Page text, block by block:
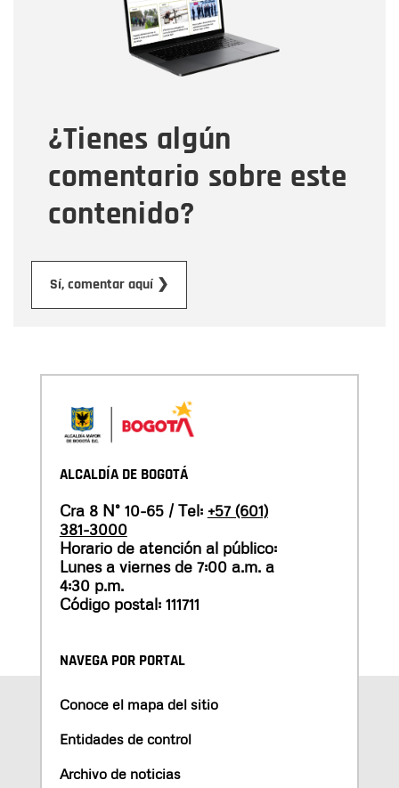
¿Tienes algún
comentario sobre este
contenido?
Sí, comentar aquí ❯
Tipo de comentario
Mensaje
ALCALDÍA DE BOGOTÁ
Cra 8 N° 10-65 / Tel: +57 (601)
381-3000
Horario de atención al público:
Lunes a viernes de 7:00 a.m. a
4:30 p.m.
Código postal: 111711
NAVEGA POR PORTAL
Conoce el mapa del sitio
Entidades de control
Archivo de noticias